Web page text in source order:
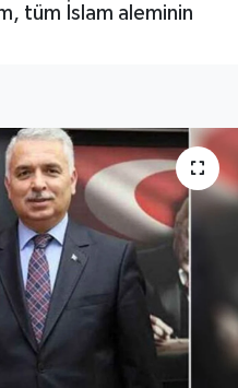
tüm İslam aleminin